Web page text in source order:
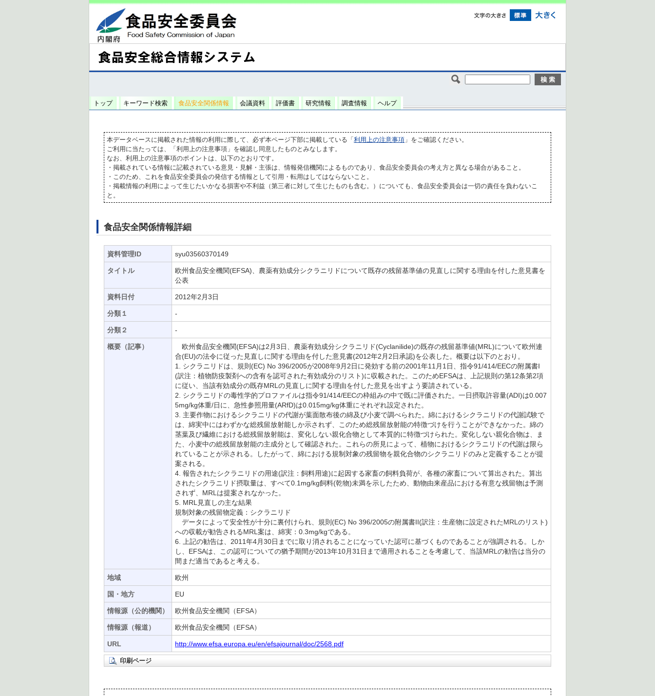
トップ キーワード検索 食品安全関係情報 会議資料 評価書 研究情報 調査情報 ヘルプ
本データベースに掲載された情報の利用に際して、必ず本ページ下部に掲載している「 利用上の注意事項 」をご確認ください。
ご利用に当たっては、「利用上の注意事項」を確認し同意したものとみなします。
なお、利用上の注意事項のポイントは、以下のとおりです。
・掲載されている情報に記載されている意見・見解・主張は、情報発信機関によるものであり、食品安全委員会の考え方と異なる場合があること。
・このため、これを食品安全委員会の発信する情報として引用・転用はしてはならないこと。
・掲載情報の利用によって生じたいかなる損害や不利益（第三者に対して生じたものも含む。）についても、食品安全委員会は一切の責任を負わないこ
と。
食品安全関係情報詳細
資料管理ID syu03560370149
タイトル
欧州食品安全機関(EFSA)、農薬有効成分シクラニリドについて既存の残留基準値の見直しに関する理由を付した意見書を
公表
資料日付 2012年2月3日
分類１ -
分類２ -
概要（記事）
欧州食品安全機関(EFSA)は2月3日、農薬有効成分シクラニリド(Cyclanilide)の既存の残留基準値(MRL)について欧州連
合(EU)の法令に従った見直しに関する理由を付した意見書(2012年2月2日承認)を公表した。概要は以下のとおり。
1. シクラニリドは、規則(EC) No 396/2005が2008年9月2日に発効する前の2001年11月1日、指令91/414/EECの附属書I
(訳注：植物防疫製剤への含有を認可された有効成分のリスト)に収載された。このためEFSAは、上記規則の第12条第2項
に従い、当該有効成分の既存MRLの見直しに関する理由を付した意見を出すよう要請されている。
2. シクラニリドの毒性学的プロファイルは指令91/414/EECの枠組みの中で既に評価された。一日摂取許容量(ADI)は0.007
5mg/kg体重/日に、急性参照用量(ARfD)は0.015mg/kg体重にそれぞれ設定された。
3. 主要作物におけるシクラニリドの代謝が葉面散布後の綿及び小麦で調べられた。綿におけるシクラニリドの代謝試験で
は、綿実中にはわずかな総残留放射能しか示されず、このため総残留放射能の特徴づけを行うことができなかった。綿の
茎葉及び繊維における総残留放射能は、変化しない親化合物として本質的に特徴づけられた。変化しない親化合物は、ま
た、小麦中の総残留放射能の主成分として確認された。これらの所見によって、植物におけるシクラニリドの代謝は限ら
れていることが示される。したがって、綿における規制対象の残留物を親化合物のシクラニリドのみと定義することが提
案される。
4. 報告されたシクラニリドの用途(訳注：飼料用途)に起因する家畜の飼料負荷が、各種の家畜について算出された。算出
されたシクラニリド摂取量は、すべて0.1mg/kg飼料(乾物)未満を示したため、動物由来産品における有意な残留物は予測
されず、MRLは提案されなかった。
5. MRL見直しの主な結果
規制対象の残留物定義：シクラニリド
データによって安全性が十分に裏付けられ、規則(EC) No 396/2005の附属書II(訳注：生産物に設定されたMRLのリスト)
への収載が勧告されるMRL案は、綿実：0.3mg/kgである。
6. 上記の勧告は、2011年4月30日までに取り消されることになっていた認可に基づくものであることが強調される。しか
し、EFSAは、この認可についての猶予期間が2013年10月31日まで適用されることを考慮して、当該MRLの勧告は当分の
間まだ適当であると考える。
地域 欧州
国・地方 EU
情報源（公的機関） 欧州食品安全機関（EFSA）
情報源（報道） 欧州食品安全機関（EFSA）
URL http://www.efsa.europa.eu/en/efsajournal/doc/2568.pdf
印刷ページ